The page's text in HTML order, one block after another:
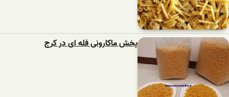
پخش ماکارونی فله ای در کرج